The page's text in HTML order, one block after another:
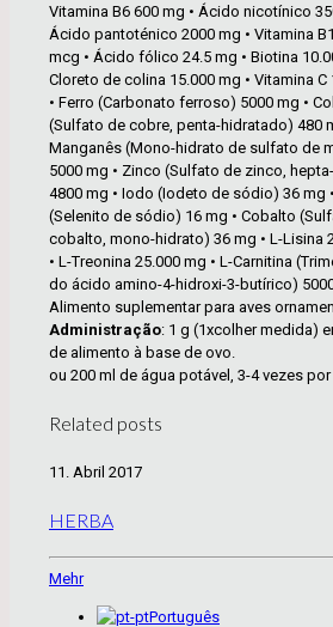
Vitamina B6 600 mg • Ácido nicotínico
Ácido pantoténico 2000 mg • Vitamina
mcg • Ácido fólico 24.5 mg • Biotina
Cloreto de colina 15.000 mg • Vitamina C
• Ferro (Carbonato ferroso) 5000 mg •
(Sulfato de cobre, penta-hidratado) 480
Manganês (Mono-hidrato de sulfato de
5000 mg • Zinco (Sulfato de zinco,
4800 mg • Iodo (Iodeto de sódio) 36 mg
(Selenito de sódio) 16 mg • Cobalto
cobalto, mono-hidrato) 36 mg • L-Lisina
• L-Treonina 25.000 mg • L-Carnitina
do ácido amino-4-hidroxi-3-butírico)
Alimento suplementar para aves
Administração: 1 g (1xcolher medida)
de alimento à base de ovo.
ou 200 ml de água potável, 3-4 vezes
Related posts
11. Abril 2017
HERBA
Mehr
Português